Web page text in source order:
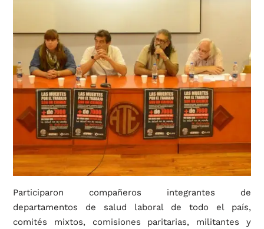
Participaron compañeros integrantes de
departamentos de salud laboral de todo el país,
comités mixtos, comisiones paritarias, militantes y